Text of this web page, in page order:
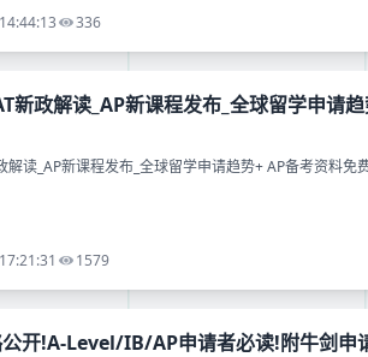
336
新政解读_AP新课程发布_全球留学申请
解读_AP新课程发布_全球留学申请趋势+ AP备考资料免
1579
公开!A-Level/IB/AP申请者必读!附牛剑申